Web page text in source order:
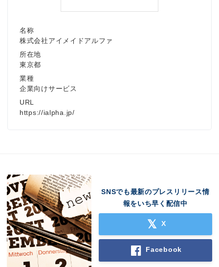
名称
株式会社アイメイドアルファ
所在地
東京都
業種
企業向けサービス
URL
https://ialpha.jp/
SNSでも最新のプレスリリース情
報をいち早く配信中
X
Facebook